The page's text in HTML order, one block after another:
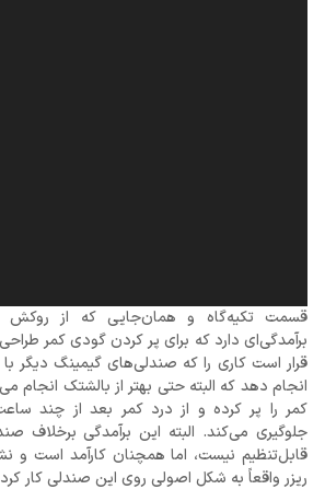
قسمت تکیه‌گاه و همان‌جایی که از روکش
برآمدگی‌ای دارد که برای پر کردن گودی کمر
قرار است کاری را که صندلی‌های گیمینگ دیگر
انجام دهد که البته حتی بهتر از بالشتک انجام
کمر را پر کرده و از درد کمر بعد از چند
قابل‌تنظیم نیست، اما همچنان کارآمد است و
ریزر واقعاً به شکل اصولی روی این صندلی کار